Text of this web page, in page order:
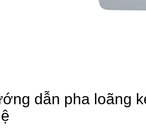
dẫn pha loãng